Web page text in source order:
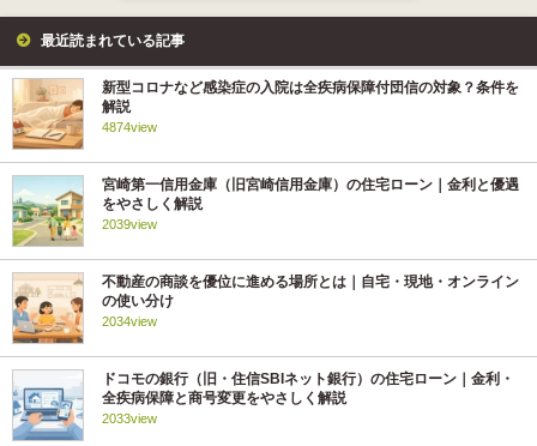
最近読まれている記事
新型コロナなど感染症の入院は全疾病保障付団信の対象？条件を
解説
4874view
宮崎第一信用金庫（旧宮崎信用金庫）の住宅ローン｜金利と優遇
をやさしく解説
2039view
不動産の商談を優位に進める場所とは｜自宅・現地・オンライン
の使い分け
2034view
ドコモの銀行（旧・住信SBIネット銀行）の住宅ローン｜金利・
全疾病保障と商号変更をやさしく解説
2033view